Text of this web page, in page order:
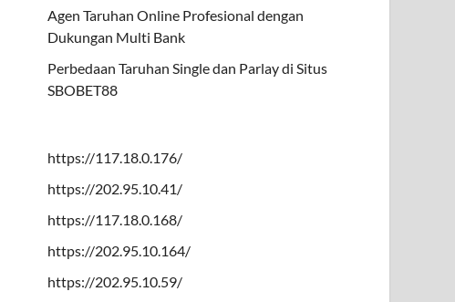
Agen Taruhan Online Profesional dengan
Dukungan Multi Bank
Perbedaan Taruhan Single dan Parlay di Situs
SBOBET88
https://117.18.0.176/
https://202.95.10.41/
https://117.18.0.168/
https://202.95.10.164/
https://202.95.10.59/